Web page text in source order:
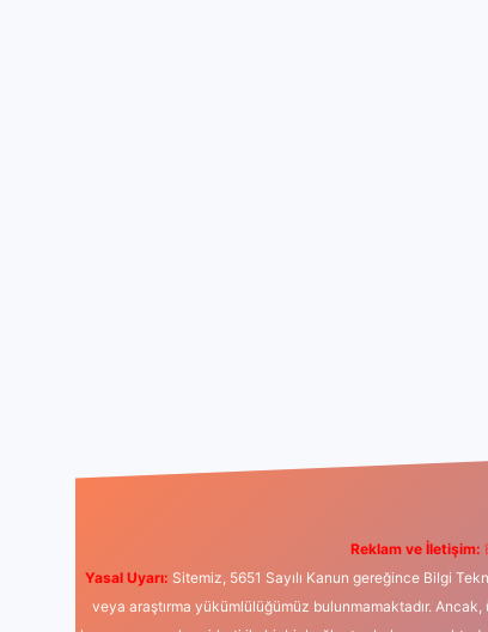
Reklam ve İletişim:
Yasal Uyarı: Sitemiz, 5651 Sayılı Kanun gereğince Bilgi
veya araştırma yükümlülüğümüz bulunmamaktadır.